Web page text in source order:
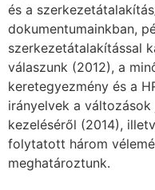
és a
dokumentumainkban,
szerkezetátalakítással
válaszunk (2012), a
keretegyezmény és a
irányelvek a
kezeléséről (2014),
folytatott három
meghatároztunk.